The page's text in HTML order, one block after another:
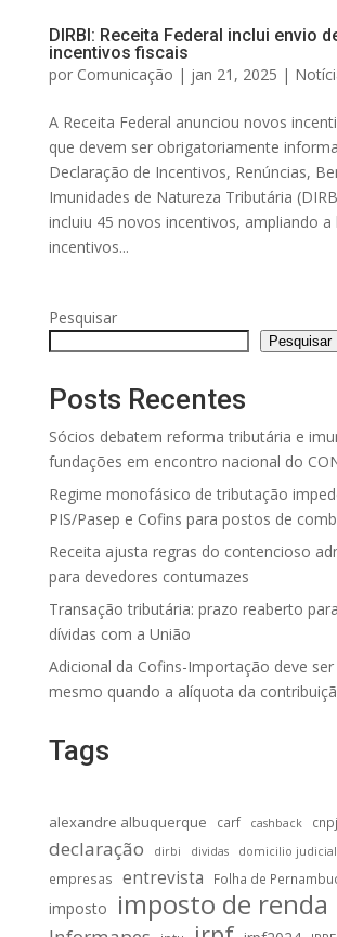
DIRBI: Receita Federal inclui envio
incentivos fiscais
por Comunicação | jan 21, 2025 |
A Receita Federal anunciou novos
que devem ser obrigatoriamente
Declaração de Incentivos, Renúncias,
Imunidades de Natureza Tributária
incluiu 45 novos incentivos, ampliando a
incentivos...
Pesquisar
Pesquisar
Posts Recentes
Sócios debatem reforma tributária e
fundações em encontro nacional do
Regime monofásico de tributação
PIS/Pasep e Cofins para postos de
Receita ajusta regras do contencioso
para devedores contumazes
Transação tributária: prazo reaberto
dívidas com a União
Adicional da Cofins-Importação deve
mesmo quando a alíquota da
Tags
alexandre albuquerque carf cashback cnpj
declaração dirbi dividas domicilio
empresas entrevista Folha de
imposto imposto de renda